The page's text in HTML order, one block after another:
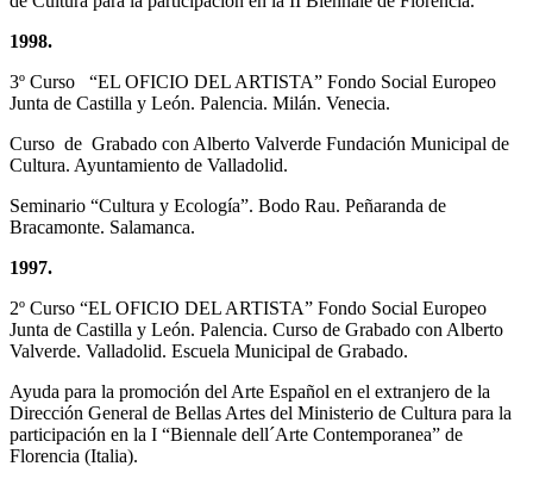
1998.
3º Curso “EL OFICIO DEL ARTISTA” Fondo Social Europeo
Junta de Castilla y León. Palencia. Milán. Venecia.
Curso de Grabado con Alberto Valverde Fundación Municipal de
Cultura. Ayuntamiento de Valladolid.
Seminario “Cultura y Ecología”. Bodo Rau. Peñaranda de
Bracamonte. Salamanca.
1997.
2º Curso “EL OFICIO DEL ARTISTA” Fondo Social Europeo
Junta de Castilla y León. Palencia. Curso de Grabado con Alberto
Valverde. Valladolid. Escuela Municipal de Grabado.
Ayuda para la promoción del Arte Español en el extranjero de la
Dirección General de Bellas Artes del Ministerio de Cultura para la
participación en la I “Biennale dell´Arte Contemporanea” de
Florencia (Italia).